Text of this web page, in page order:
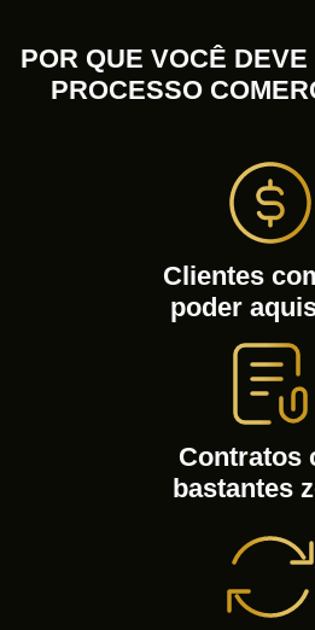
POR QUE VOCÊ
PROCESSO
Clientes
poder
Contratos
bastantes